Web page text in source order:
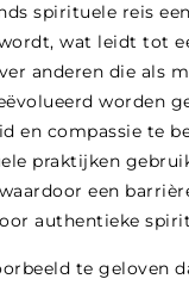
spirituele reis
wat leidt tot
anderen die als
worden
en compassie te
praktijken
een
authentieke
te geloven